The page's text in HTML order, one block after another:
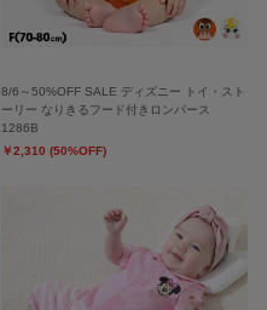
8/6～50%OFF SALE ディズニー トイ・スト
ーリー なりきるフード付きロンパース
1286B
￥2,310 (50%OFF)